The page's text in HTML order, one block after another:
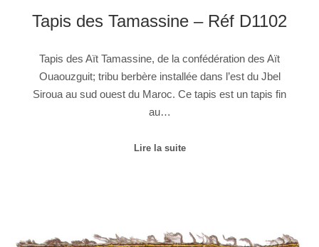
Tapis des Tamassine – Réf D1102
Tapis des Aït Tamassine, de la confédération des Aït
Ouaouzguit; tribu berbère installée dans l’est du Jbel
Siroua au sud ouest du Maroc. Ce tapis est un tapis fin
au…
Lire la suite